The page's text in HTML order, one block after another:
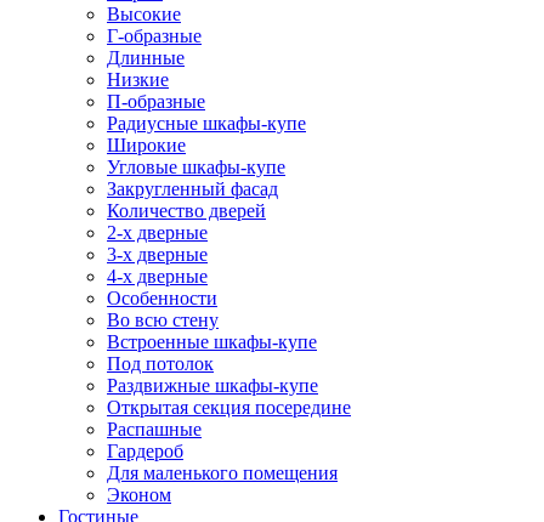
Высокие
Г-образные
Длинные
Низкие
П-образные
Радиусные шкафы-купе
Широкие
Угловые шкафы-купе
Закругленный фасад
Количество дверей
2-х дверные
3-х дверные
4-х дверные
Особенности
Во всю стену
Встроенные шкафы-купе
Под потолок
Раздвижные шкафы-купе
Открытая секция посередине
Распашные
Гардероб
Для маленького помещения
Эконом
Гостиные